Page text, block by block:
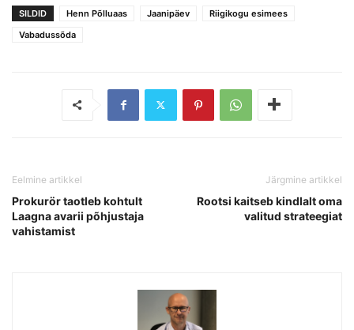
SILDID
Henn Põlluaas Jaanipäev
Riigikogu esimees
Vabadussõda
Eelmine artikkel
Prokurör taotleb kohtult
Laagna avarii põhjustaja
vahistamist
Järgmine artikkel
Rootsi kaitseb kindlalt oma
valitud strateegiat